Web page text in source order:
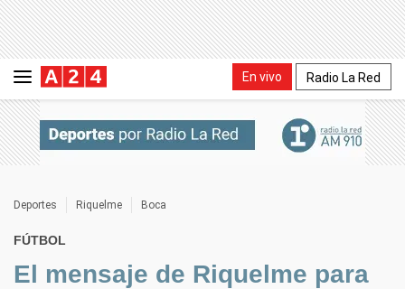
En vivo Radio La Red
Deportes Riquelme Boca
FÚTBOL
El mensaje de Riquelme para